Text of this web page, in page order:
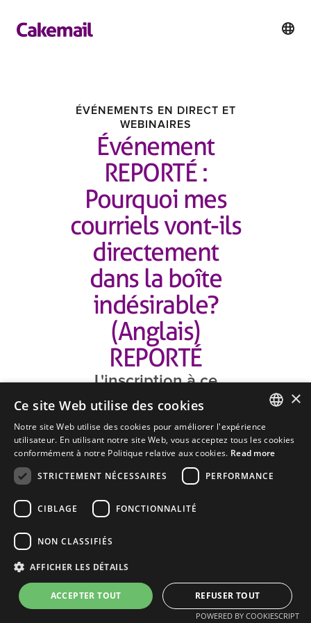
ÉVÉNEMENTS EN DIRECT ET
WEBINAIRES
Événement
REPORTÉ :
Pourquoi mes
courriels vont-ils
directement
dans la boîte
indésirable?
(Anglais)
REPORTÉ
L'inscription à ce
webinaire est close.
autres webinaires à venir pour
continuer à améliorer votre
ENGLISH
×
Ce site Web utilise des cookies
Notre site Web utilise des cookies pour améliorer l'expérience
utilisateur. En utilisant notre site Web, vous acceptez tous les cookies
conformément à notre Politique relative aux cookies. Read more
STRICTEMENT NÉCESSAIRES
PERFORMANCE
CIBLAGE FONCTIONNALITÉ
NON CLASSIFIÉS
AFFICHER LES DÉTAILS
ACCEPTER TOUT REFUSER TOUT
POWERED BY COOKIESCRIPT